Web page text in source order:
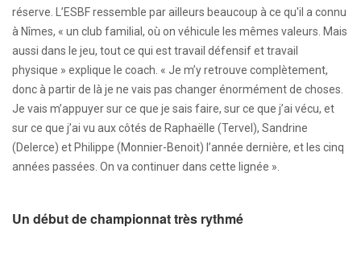
réserve. L’ESBF ressemble par ailleurs beaucoup à ce qu'il a connu
à Nîmes, « un club familial, où on véhicule les mêmes valeurs. Mais
aussi dans le jeu, tout ce qui est travail défensif et travail
physique » explique le coach. « Je m’y retrouve complètement,
donc à partir de là je ne vais pas changer énormément de choses.
Je vais m’appuyer sur ce que je sais faire, sur ce que j’ai vécu, et
sur ce que j’ai vu aux côtés de Raphaëlle (Tervel), Sandrine
(Delerce) et Philippe (Monnier-Benoit) l’année dernière, et les cinq
années passées. On va continuer dans cette lignée ».
Un début de championnat très rythmé